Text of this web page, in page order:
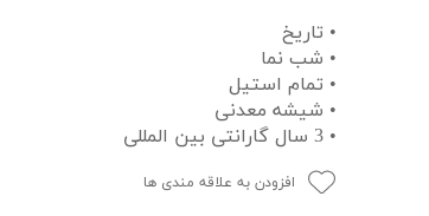
• تاریخ
• شب نما
• تمام استیل
• شیشه معدنی
• 3 سال گارانتی بین المللی
افزودن به علاقه مندی ها